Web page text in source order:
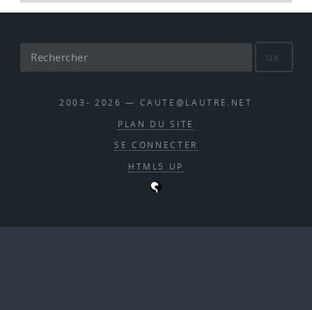
OK
2003- 2026 — CAUTE@LAUTRE.NET
PLAN DU SITE
SE CONNECTER
HTML5 UP